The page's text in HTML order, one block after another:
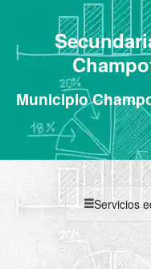
Municipio
Servicios